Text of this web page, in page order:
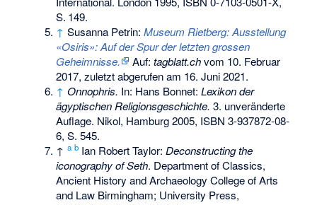
S. 149.
↑ Susanna Petrin:Museum Rietberg: Ausstellung
«Osiris»: Auf der Spur der letzten grossen
Geheimnisse.
Auf:tagblatt.chvom 10. Februar
2017, zuletzt abgerufen am 16. Juni 2021.
↑ Onnophris. In: Hans Bonnet:Lexikon der
ägyptischen Religionsgeschichte. 3. unveränderte
Auflage. Nikol, Hamburg 2005, ISBN 3-937872-08-
6, S. 545.
↑a b Ian Robert Taylor:Deconstructing the
iconography of Seth. Department of Classics,
Ancient History and Archaeology College of Arts
and Law Birmingham; University Press,